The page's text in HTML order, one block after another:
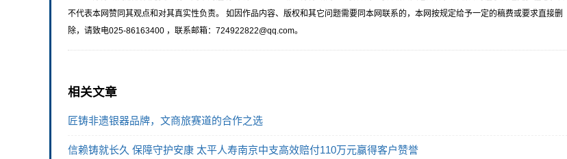
不代表本网赞同其观点和对其真实性负责。 如因作品内容、版权和其它问题需要同本网联系的，本网按规定给予一定的稿费或要求直接删
除，请致电025-86163400 ，联系邮箱：724922822@qq.com。
相关文章
匠铸非遗银器品牌，文商旅赛道的合作之选
信赖铸就长久 保障守护安康 太平人寿南京中支高效赔付110万元赢得客户赞誉